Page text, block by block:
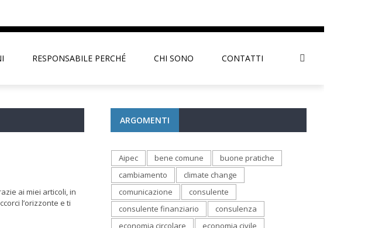
RESPONSABILE PERCHÉ CHI SONO CONTATTI
ai miei articoli, in
l’orizzonte e ti
ARGOMENTI
Aipec bene comune
buone pratiche
cambiamento
climate change
comunicazione
consulente
consulente finanziario
consulenza
economia circolare
economia civile